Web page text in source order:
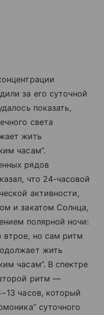
за его суточной
показать,
света
жить
часам”.
рядов
что 24-часовой
активности,
и закатом Солнца,
полярной ночи:
втрое, но сам ритм
жить
часам”. В спектре
ритм —
часов, который
суточного